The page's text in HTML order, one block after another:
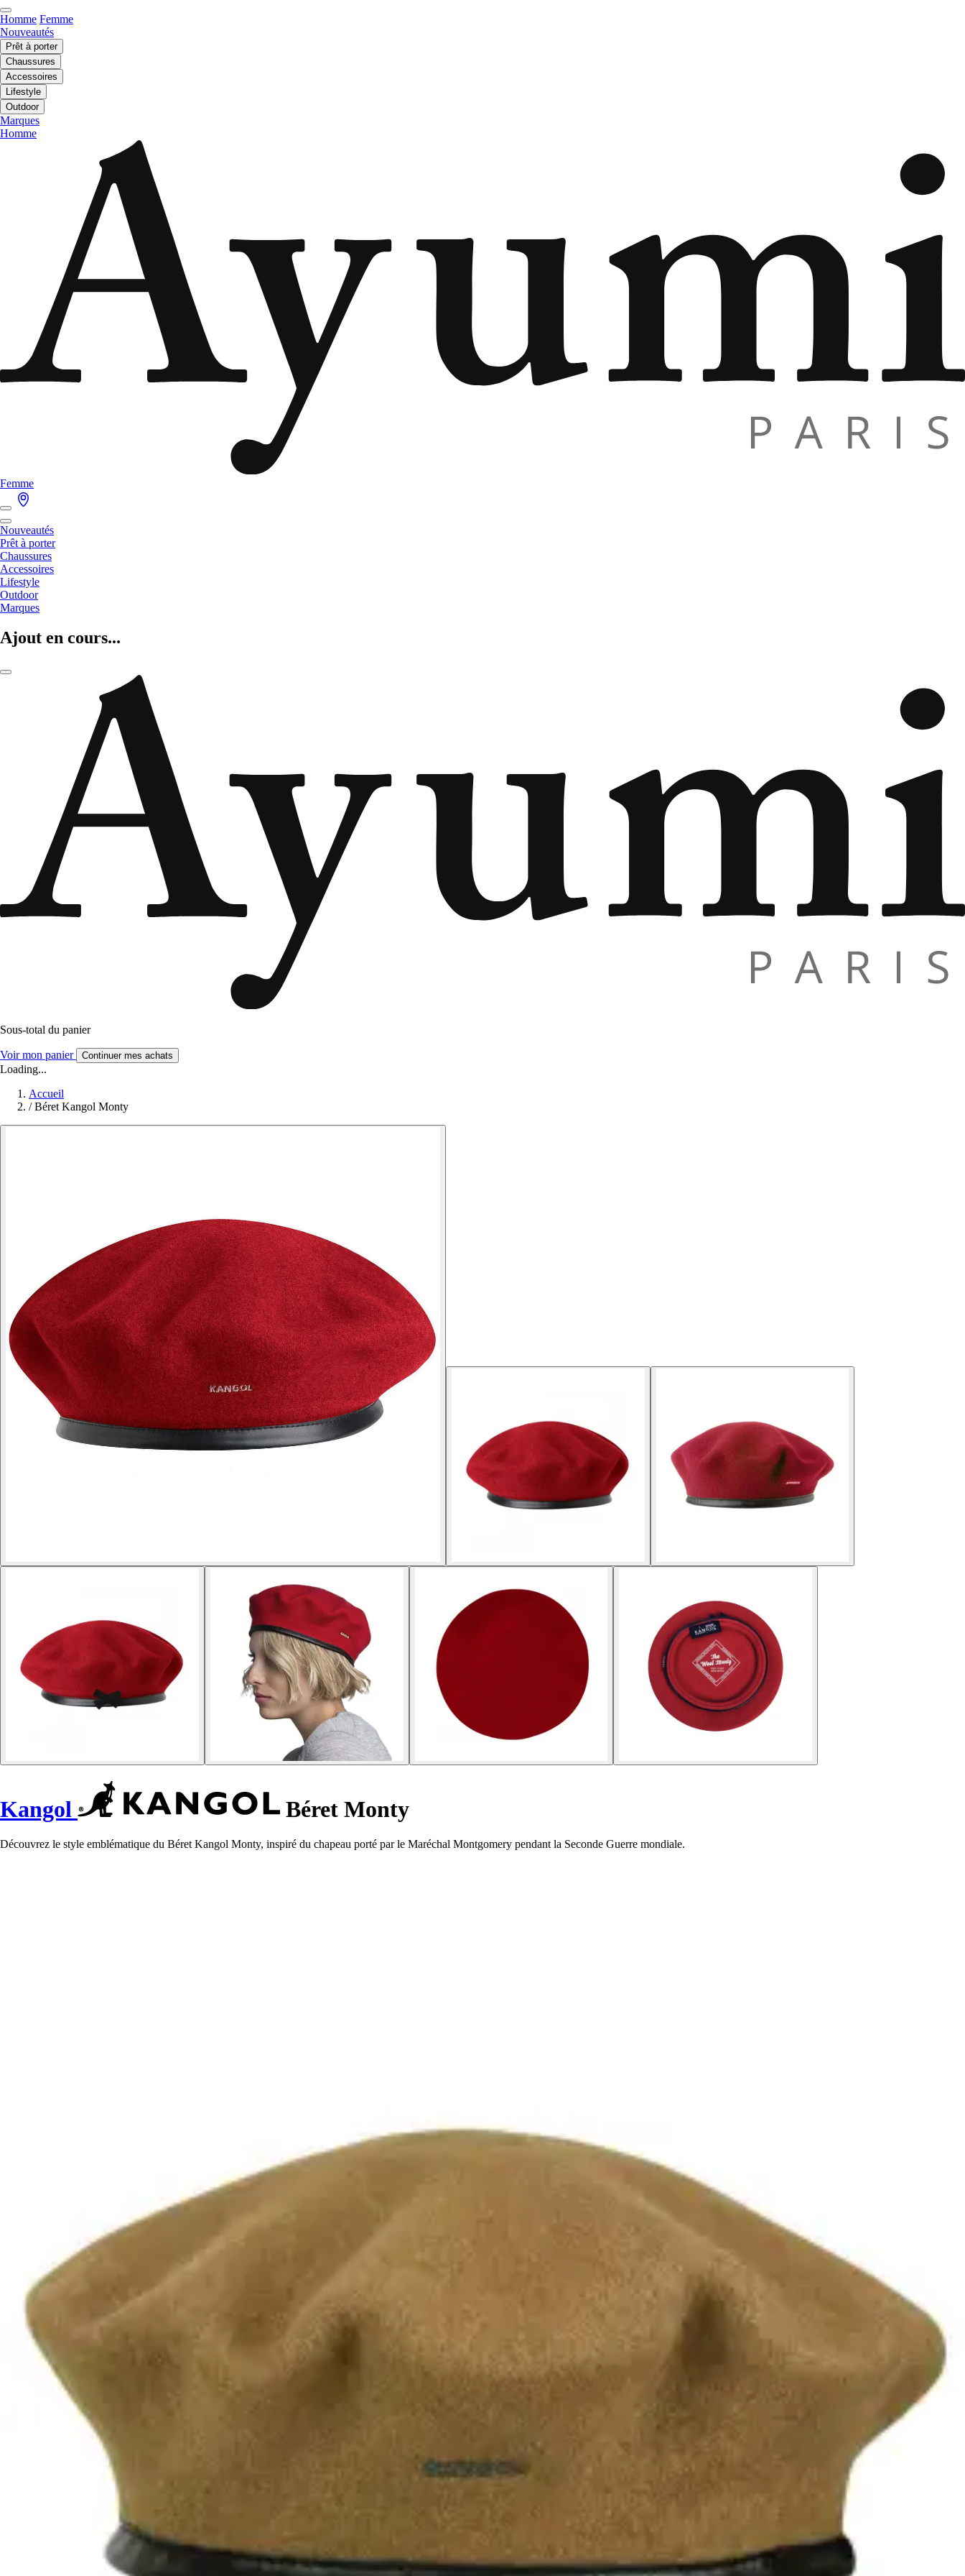
Homme Femme
Nouveautés
Prêt à porter
Chaussures
Accessoires
Lifestyle
Outdoor
Marques
Homme
Femme
Nouveautés
Prêt à porter
Chaussures
Accessoires
Lifestyle
Outdoor
Marques
Ajout en cours...
Sous-total du panier
Voir mon panier Continuer mes achats
Loading...
Accueil
/ Béret Kangol Monty
Kangol Béret Monty
Découvrez le style emblématique du Béret Kangol Monty, inspiré du chapeau porté par le Maréchal Montgomery pendant la Seconde Guerre mondiale.